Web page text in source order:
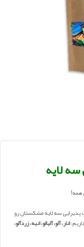
سه لایه
همه!
سه لایه مشکستان رو
انار، آلو، آلبالو، انبه، زردآلو،